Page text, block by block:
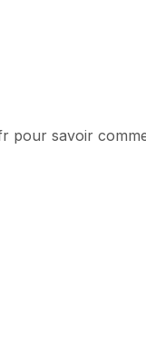
pour savoir